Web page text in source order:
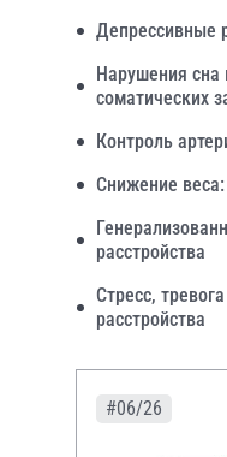
Депрессивные
Нарушения сна
соматических
Контроль
Снижение веса:
расстройства
Стресс,
расстройства
#06/26